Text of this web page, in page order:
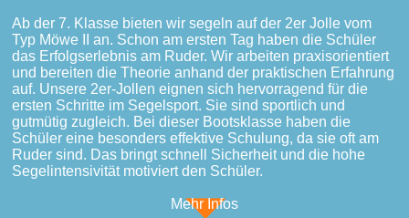
Ab der 7. Klasse bieten wir segeln auf der 2er Jolle vom
Typ Möwe II an. Schon am ersten Tag haben die Schüler
das Erfolgserlebnis am Ruder. Wir arbeiten praxisorientiert
und bereiten die Theorie anhand der praktischen Erfahrung
auf. Unsere 2er-Jollen eignen sich hervorragend für die
ersten Schritte im Segelsport. Sie sind sportlich und
gutmütig zugleich. Bei dieser Bootsklasse haben die
Schüler eine besonders effektive Schulung, da sie oft am
Ruder sind. Das bringt schnell Sicherheit und die hohe
Segelintensivität motiviert den Schüler.
Mehr Infos